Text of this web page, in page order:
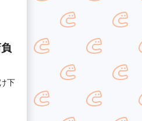
下